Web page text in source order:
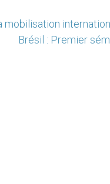
mobilisation
Brésil : Premier